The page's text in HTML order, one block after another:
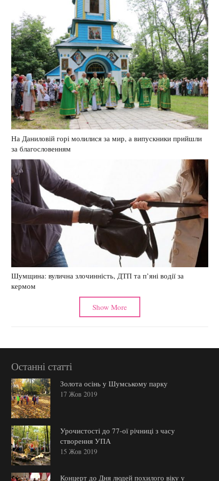
На Даниловій горі молилися за мир, а випускники прийшли
за благословенням
Шумщина: вулична злочинність, ДТП та п’яні водії за
кермом
Show More
Останні статті
Золота осінь у Шумському парку
17 Жов 2019
Урочистості до 77-ої річниці з часу
створення УПА
15 Жов 2019
Концерт до Дня людей похилого віку у